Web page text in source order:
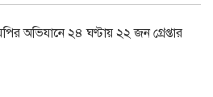
অভিযানে ২৪ ঘণ্টায় ২২ জন গ্রেপ্তার